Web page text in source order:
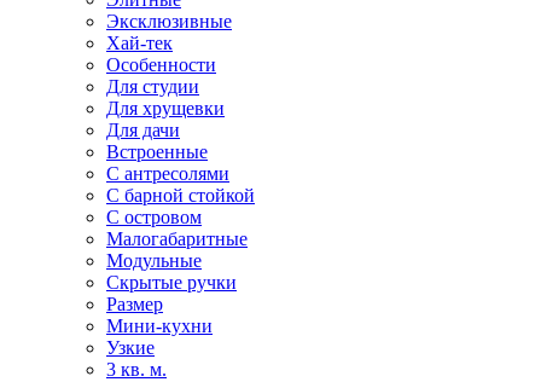
Эксклюзивные
Хай-тек
Особенности
Для студии
Для хрущевки
Для дачи
Встроенные
С антресолями
С барной стойкой
С островом
Малогабаритные
Модульные
Скрытые ручки
Размер
Мини-кухни
Узкие
3 кв. м.